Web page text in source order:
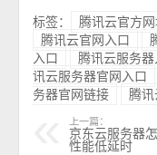
标签： 腾讯云官方
腾讯云官网入口
入口
腾讯云服务
讯云服务器官网入口
务器官网链接
腾讯
上一篇：
京东云服务器
性能低延时